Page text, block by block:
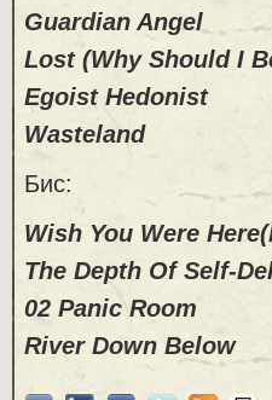
Guardian Angel
Lost (Why Should I
Egoist Hedonist
Wasteland
Бис:
Wish You Were
The Depth Of Self-
02 Panic Room
River Down Below